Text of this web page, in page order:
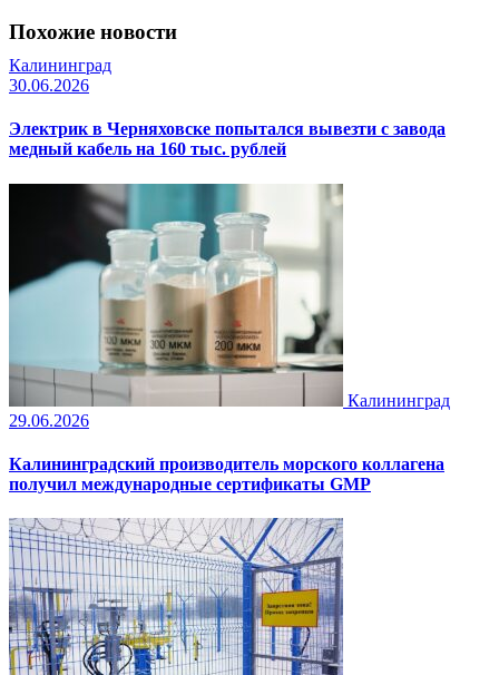
Похожие новости
Калининград
30.06.2026
Электрик в Черняховске попытался вывезти с завода
медный кабель на 160 тыс. рублей
Калининград
29.06.2026
Калининградский производитель морского коллагена
получил международные сертификаты GMP